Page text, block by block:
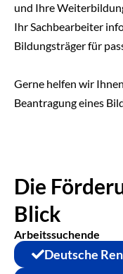
und Ihre
Ihr Sachbearbeiter
Bildungsträger für
Gerne helfen wir
Beantragung eines
Die
Blick
Arbeitssuchende
Deutsche